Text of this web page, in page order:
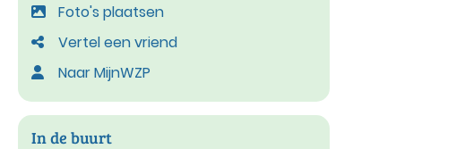
Foto's plaatsen
Vertel een vriend
Naar MijnWZP
In de buurt